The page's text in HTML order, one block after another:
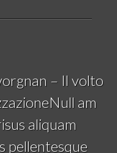
– Il volto
am
aliquam
pellentesque